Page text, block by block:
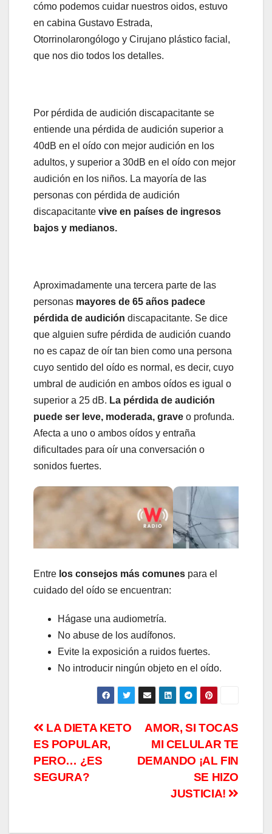
cómo podemos cuidar nuestros oidos, estuvo
en cabina Gustavo Estrada,
Otorrinolarongólogo y Cirujano plástico facial,
que nos dio todos los detalles.
Por pérdida de audición discapacitante se
entiende una pérdida de audición superior a
40dB en el oído con mejor audición en los
adultos, y superior a 30dB en el oído con mejor
audición en los niños. La mayoría de las
personas con pérdida de audición
discapacitante vive en países de ingresos
bajos y medianos.
Aproximadamente una tercera parte de las
personas mayores de 65 años padece
pérdida de audición discapacitante. Se dice
que alguien sufre pérdida de audición cuando
no es capaz de oír tan bien como una persona
cuyo sentido del oído es normal, es decir, cuyo
umbral de audición en ambos oídos es igual o
superior a 25 dB. La pérdida de audición
puede ser leve, moderada, grave o profunda.
Afecta a uno o ambos oídos y entraña
dificultades para oír una conversación o
sonidos fuertes.
Entre los consejos más comunes para el
cuidado del oído se encuentran:
Hágase una audiometría.
No abuse de los audífonos.
Evite la exposición a ruidos fuertes.
No introducir ningún objeto en el oído.
Navegación
de
entradas
AMOR, SI TOCAS
MI CELULAR TE
DEMANDO ¡AL FIN
SE HIZO
JUSTICIA!
LA DIETA KETO
ES POPULAR,
PERO… ¿ES
SEGURA?